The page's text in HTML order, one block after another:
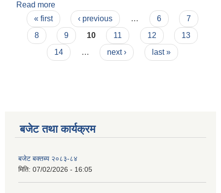
Read more
Pages
« first ‹ previous … 6
7
8
9 10 11 12
13
14
… next › last »
बजेट तथा कार्यक्रम
बजेट बक्तब्य २०८३-८४
मिति: 07/02/2026 - 16:05